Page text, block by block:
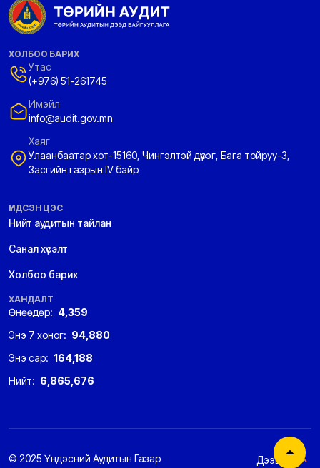
ХОЛБОО БАРИХ
Утас
(+976) 51-261745
Имэйл
info@audit.gov.mn
Хаяг
Улаанбаатар хот-15160, Чингэлтэй дүүрэг, Бага тойруу-3,
Засгийн газрын IV байр
ҮНДСЭН ЦЭС
Нийт аудитын тайлан
Санал хүсэлт
Холбоо барих
ХАНДАЛТ
Өнөөдөр: 4,359
Энэ 7 хоног: 94,880
Энэ сар: 164,188
Нийт: 6,865,676
© 2025 Үндэсний Аудитын Газар Дээшээ